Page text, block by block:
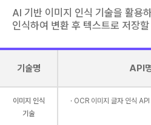
AI 기반 이미지 인식 기술을 활용
인식하여 변환 후 텍스트로 저장
기술명 API
이미지 인식
기술
OCR 이미지 글자 인식 API